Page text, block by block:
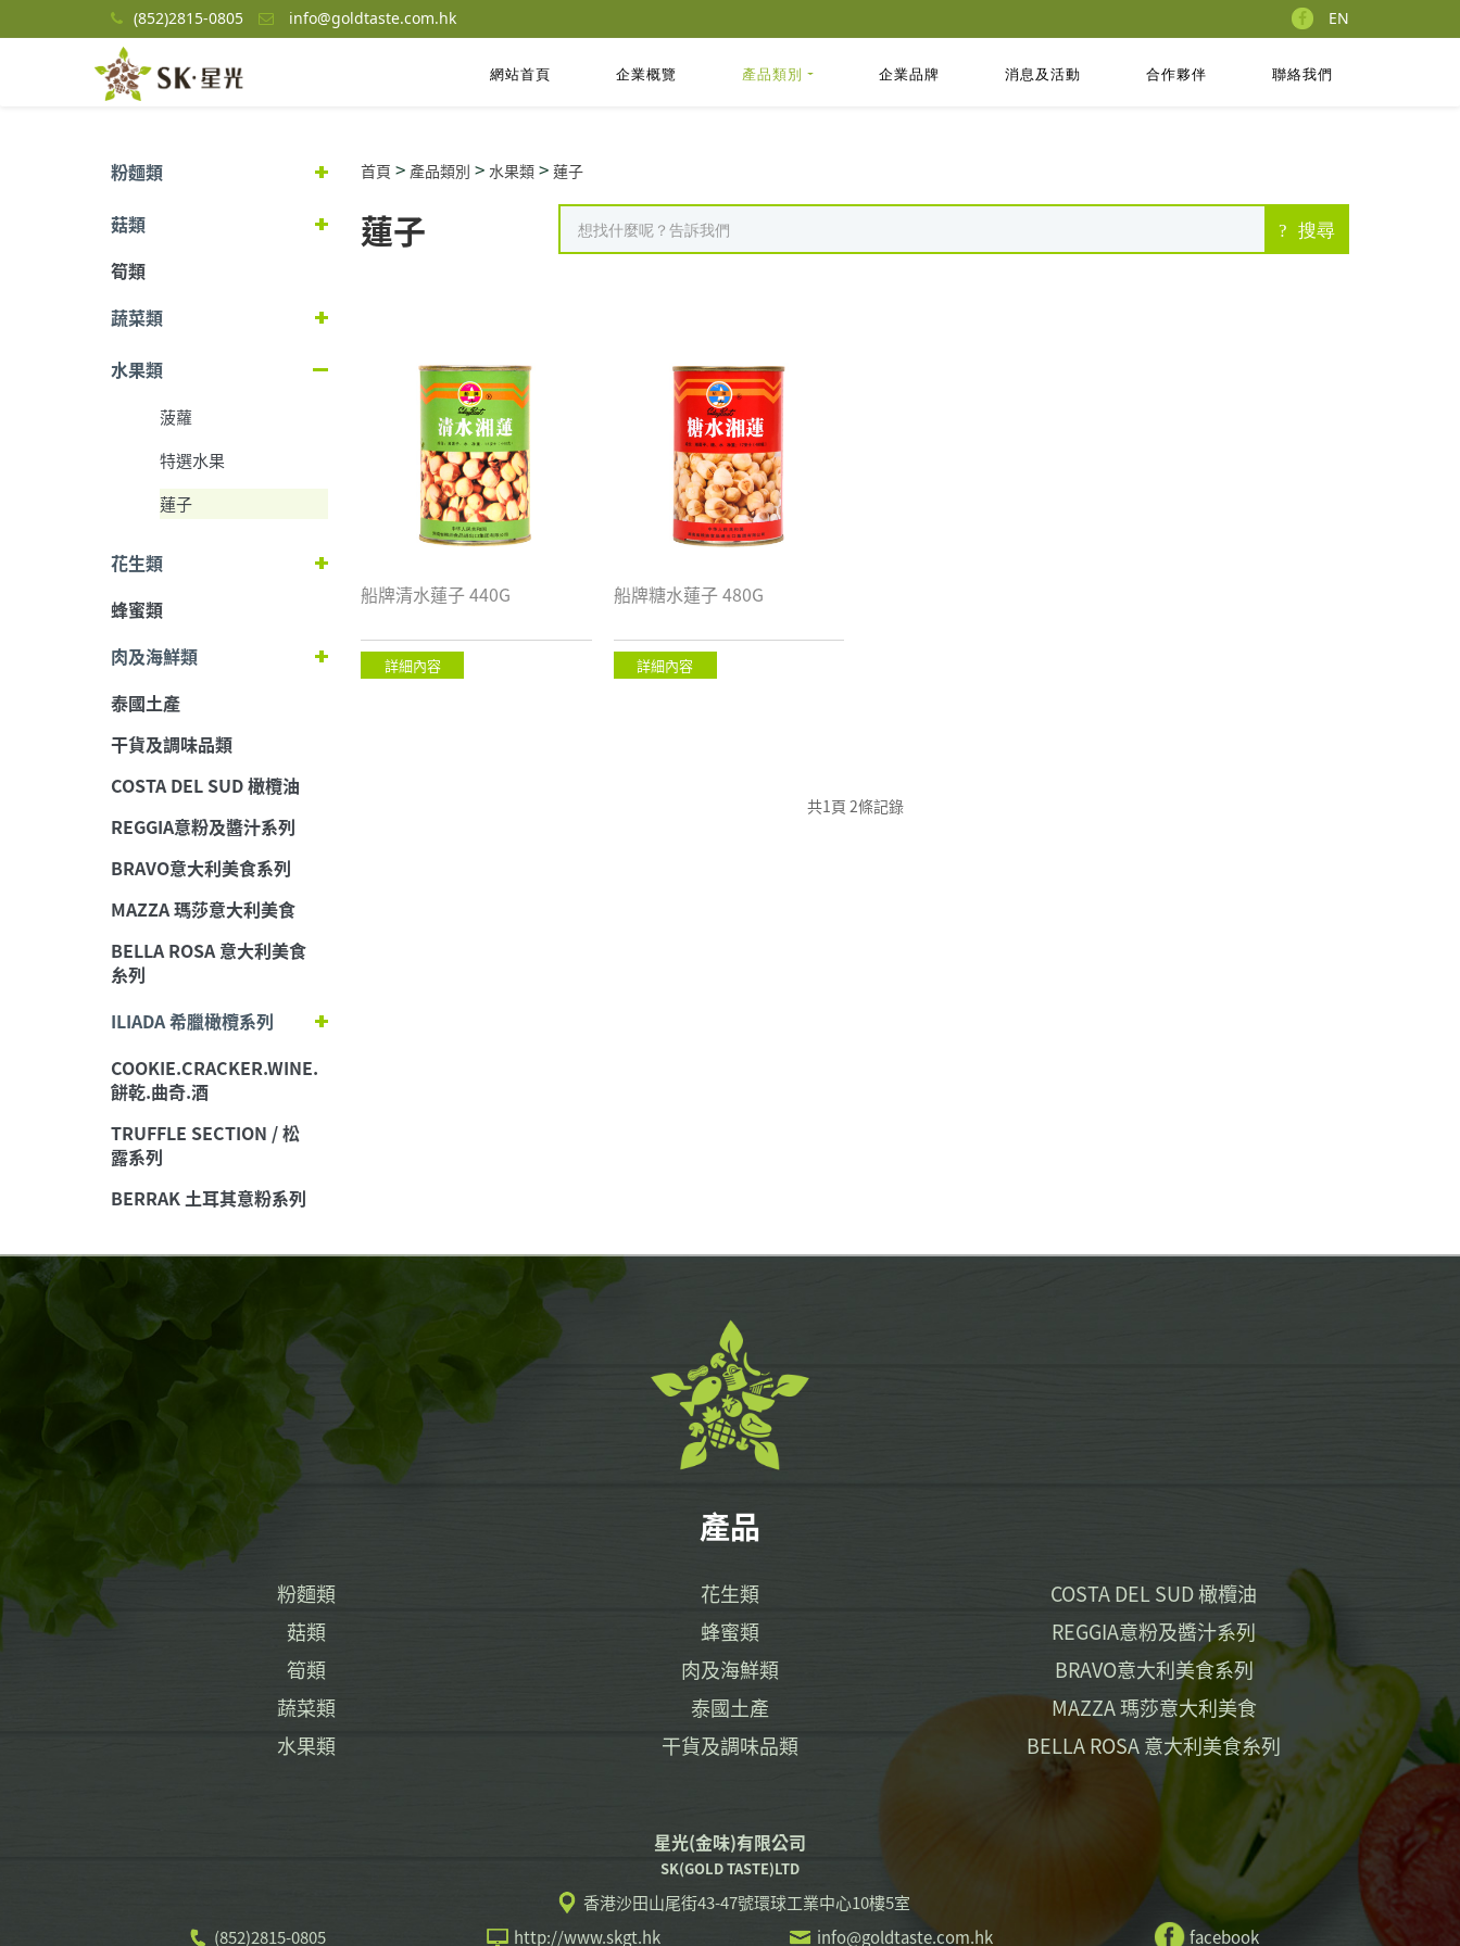
(852)2815-0805 info@goldtaste.com.hk EN
網站首頁 企業概覽 產品類別 企業品牌 消息及活動 合作夥伴 聯絡我們
粉麵類
菇類
筍類
蔬菜類
水果類
菠蘿
特選水果
蓮子
花生類
蜂蜜類
肉及海鮮類
泰國土產
干貨及調味品類
COSTA DEL SUD 橄欖油
REGGIA意粉及醬汁系列
BRAVO意大利美食系列
MAZZA 瑪莎意大利美食
BELLA ROSA 意大利美食
糸列
ILIADA 希臘橄欖系列
COOKIE.CRACKER.WINE.
餅乾.曲奇.酒
TRUFFLE SECTION / 松
露系列
BERRAK 土耳其意粉系列
首頁 > 產品類別 > 水果類 > 蓮子
蓮子 搜尋
船牌清水蓮子 440G
詳細內容
船牌糖水蓮子 480G
詳細內容
共1頁 2條記錄
產品
粉麵類
菇類
筍類
蔬菜類
水果類
花生類
蜂蜜類
肉及海鮮類
泰國土產
干貨及調味品類
COSTA DEL SUD 橄欖油
REGGIA意粉及醬汁系列
BRAVO意大利美食系列
MAZZA 瑪莎意大利美食
BELLA ROSA 意大利美食糸列
星光(金味)有限公司
SK(GOLD TASTE)LTD
香港沙田山尾街43-47號環球工業中心10樓5室
(852)2815-0805
http://www.skgt.hk info@goldtaste.com.hk facebook